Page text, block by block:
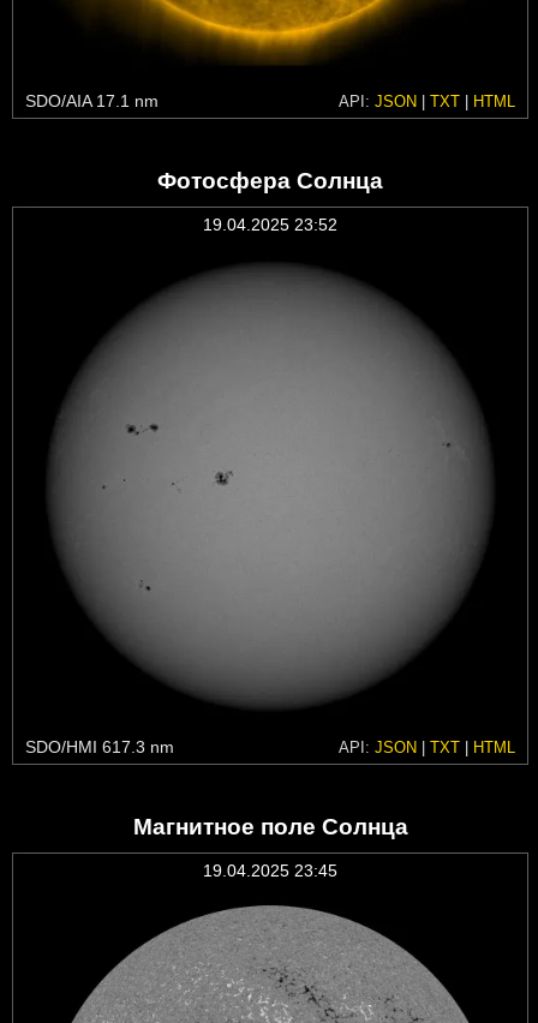
SDO/AIA 17.1 nm API: JSON | TXT | HTML
Фотосфера Солнца
19.04.2025 23:52
SDO/HMI 617.3 nm API: JSON | TXT | HTML
Магнитное поле Солнца
19.04.2025 23:45